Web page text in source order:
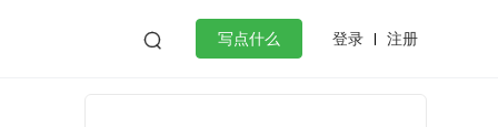
 写点什么 登录 注册